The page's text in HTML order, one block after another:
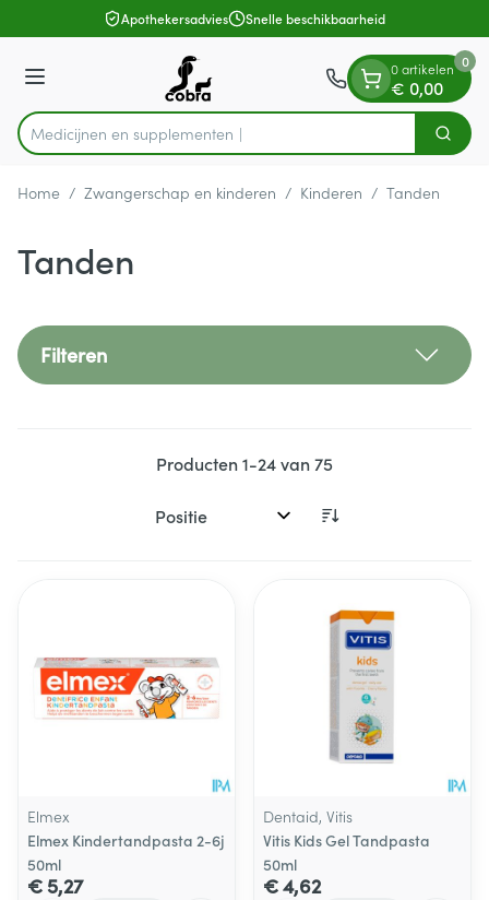
Ga naar de inhoudApothekersadvies Snelle beschikbaarheid
Menu
Product, merk, categorie...
Medicijne Zoek
0 artikelen
€ 0,00
0
Home / Zwangerschap en kinderen / Kinderen / Tanden
Tanden
Filteren
Producten1-24van75
Sorteer op:
Elmex
Elmex Kindertandpasta 2-6j
50ml
€ 5,27
Dentaid, Vitis
Vitis Kids Gel Tandpasta
50ml
€ 4,62